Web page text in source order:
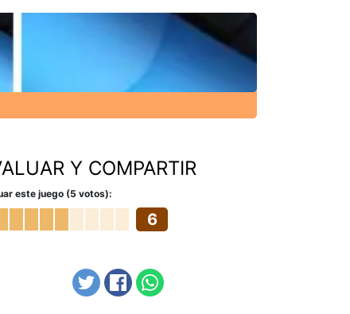
Y COMPARTIR
este juego (5 votos):
6